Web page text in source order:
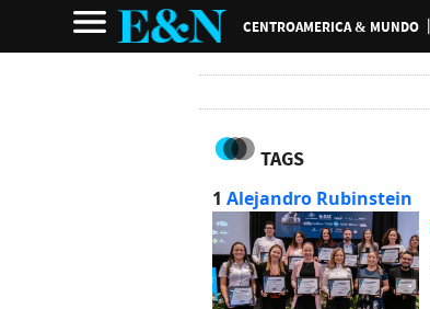
CENTROAMERICA & MUNDO
TAGS
1 Alejandro Rubinstein